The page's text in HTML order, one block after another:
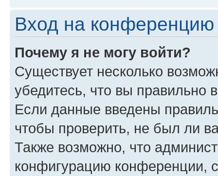
Вход на конференцию
Почему я не могу войти?
Существует несколько
убедитесь, что вы правильно
Если данные введены
чтобы проверить, не был ли
Также возможно, что
конфигурацию конференции,